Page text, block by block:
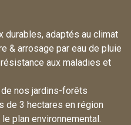
durables, adaptés au climat
& arrosage par eau de pluie
aux maladies et
nos jardins-forêts
de 3 hectares en région
plan environnemental.